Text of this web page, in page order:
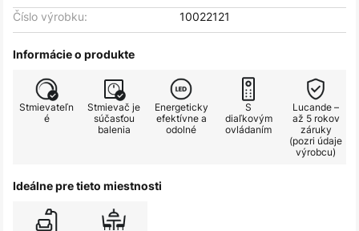
Číslo výrobku:
10022121
Informácie o produkte
Stmievateľn
é
Stmievač je
súčasťou
balenia
Energeticky
efektívne a
odolné
S
diaľkovým
ovládaním
Lucande –
až 5 rokov
záruky
(pozri údaje
výrobcu)
Ideálne pre tieto miestnosti